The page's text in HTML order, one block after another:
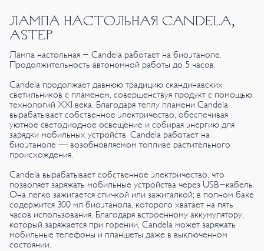
ЛАМПА НАСТОЛЬНАЯ CANDELA,
ASTEP
Лампа настольная - Candela работает на биоэтаноле.
Продолжительность автономной работы до 5 часов.
Candela продолжает давнюю традицию скандинавских
светильников с пламенем, совершенствуя продукт с помощью
технологий XXI века. Благодаря теплу пламени Candela
вырабатывает собственное электричество, обеспечивая
уютное светодиодное освещение и собирая энергию для
зарядки мобильных устройств. Candela работает на
биоэтаноле — возобновляемом топливе растительного
происхождения.
Candela вырабатывает собственное электричество, что
позволяет заряжать мобильные устройства через USB-кабель.
Она легко зажигается спичкой или зажигалкой; в полном баке
содержится 300 мл биоэтанола, которого хватает на пять
часов использования. Благодаря встроенному аккумулятору,
который заряжается при горении, Candela может заряжать
мобильные телефоны и планшеты даже в выключенном
состоянии.